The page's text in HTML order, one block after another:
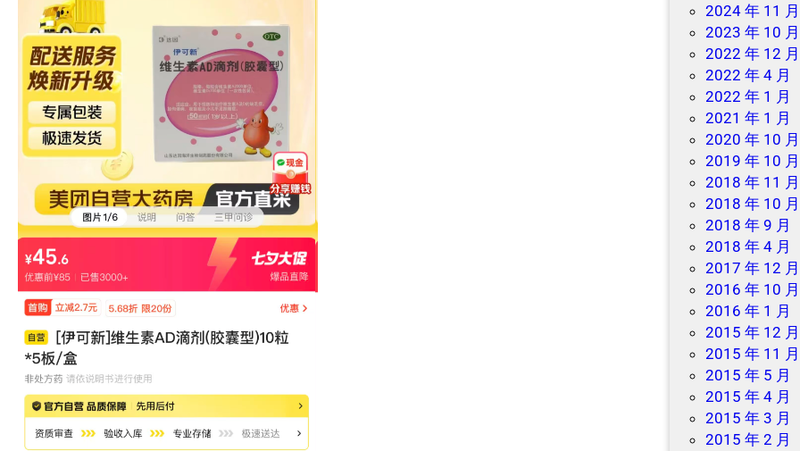
2024 年 11 月
2023 年 10 月
2022 年 12 月
2022 年 4 月
2022 年 1 月
2021 年 1 月
2020 年 10 月
2019 年 10 月
2018 年 11 月
2018 年 10 月
2018 年 9 月
2018 年 4 月
2017 年 12 月
2016 年 10 月
2016 年 1 月
2015 年 12 月
2015 年 11 月
2015 年 5 月
2015 年 4 月
2015 年 3 月
2015 年 2 月